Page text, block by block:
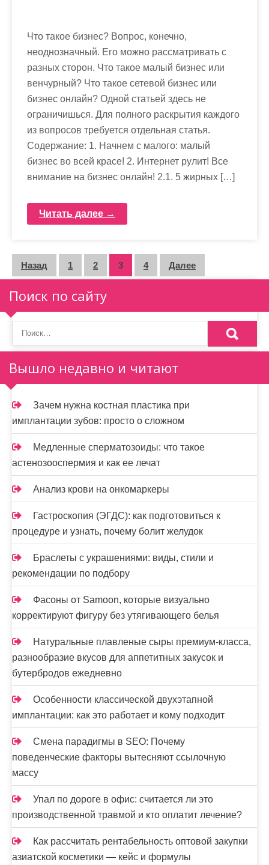
Что такое бизнес? Вопрос, конечно,
неоднозначный. Его можно рассматривать с
разных сторон. Что такое малый бизнес или
венчурный? Что такое сетевой бизнес или
бизнес онлайн? Одной статьей здесь не
ограничишься. Для полного раскрытия каждого
из вопросов требуется отдельная статья.
Содержание: 1. Начнем с малого: малый
бизнес во всей красе! 2. Интернет рулит! Все
внимание на бизнес онлайн! 2.1. 5 жирных […]
Читать далее →
П
а
г
и
н
а
ц
и
я
з
а
п
и
с
е
й
Назад 1 2 3 4 Далее
Поиск по сайту
Вышло недавно и читают
Зачем нужна костная пластика при
имплантации зубов: просто о сложном
Медленные сперматозоиды: что такое
астенозооспермия и как ее лечат
Анализ крови на онкомаркеры
Гастроскопия (ЭГДС): как подготовиться к
процедуре и узнать, почему болит желудок
Браслеты с украшениями: виды, стили и
рекомендации по подбору
Фасоны от Samoon, которые визуально
корректируют фигуру без утягивающего белья
Натуральные плавленые сыры премиум-класса,
разнообразие вкусов для аппетитных закусок и
бутербродов ежедневно
Особенности классической двухэтапной
имплантации: как это работает и кому подходит
Смена парадигмы в SEO: Почему
поведенческие факторы вытесняют ссылочную
массу
Упал по дороге в офис: считается ли это
производственной травмой и кто оплатит лечение?
Как рассчитать рентабельность оптовой закупки
азиатской косметики — кейс и формулы